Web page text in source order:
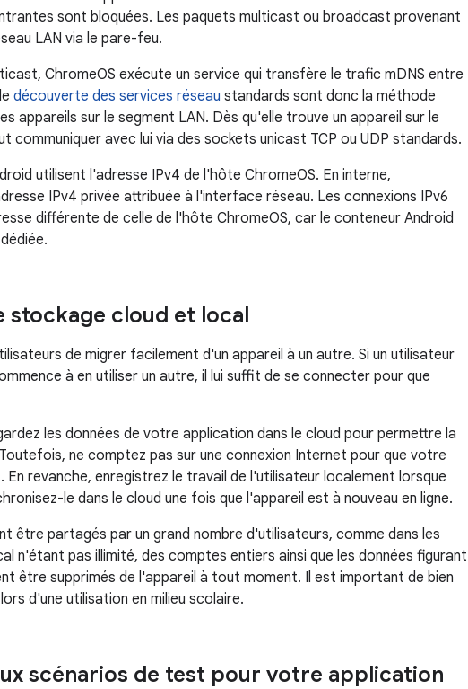
sont bloquées. Les paquets multicast ou broadcast provenant
LAN via le pare-feu.
ChromeOS exécute un service qui transfère le trafic mDNS entre
découverte des services réseau standards sont donc la méthode
appareils sur le segment LAN. Dès qu'elle trouve un appareil sur le
communiquer avec lui via des sockets unicast TCP ou UDP standards.
utilisent l'adresse IPv4 de l'hôte ChromeOS. En interne,
IPv4 privée attribuée à l'interface réseau. Les connexions IPv6
différente de celle de l'hôte ChromeOS, car le conteneur Android
stockage cloud et local
de migrer facilement d'un appareil à un autre. Si un utilisateur
à en utiliser un autre, il lui suffit de se connecter pour que
les données de votre application dans le cloud pour permettre la
ne comptez pas sur une connexion Internet pour que votre
revanche, enregistrez le travail de l'utilisateur localement lorsque
le dans le cloud une fois que l'appareil est à nouveau en ligne.
être partagés par un grand nombre d'utilisateurs, comme dans les
n'étant pas illimité, des comptes entiers ainsi que les données figurant
être supprimés de l'appareil à tout moment. Il est important de bien
d'une utilisation en milieu scolaire.
scénarios de test pour votre application